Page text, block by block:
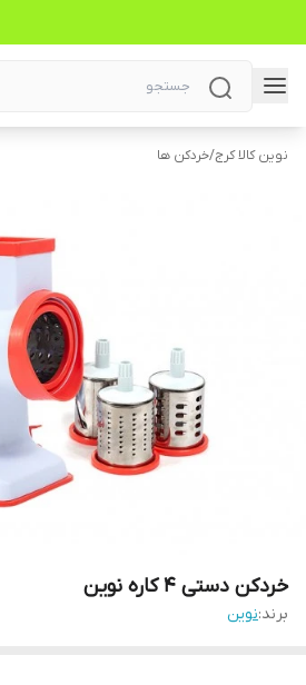
نوین کالا کرج/خردکن ها
خردکن دستی ۴ کاره نوین
برند:نوین